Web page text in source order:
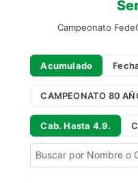
Campeonato
Acumulado
CAMPEONATO 80
Cab. Hasta 4.9.